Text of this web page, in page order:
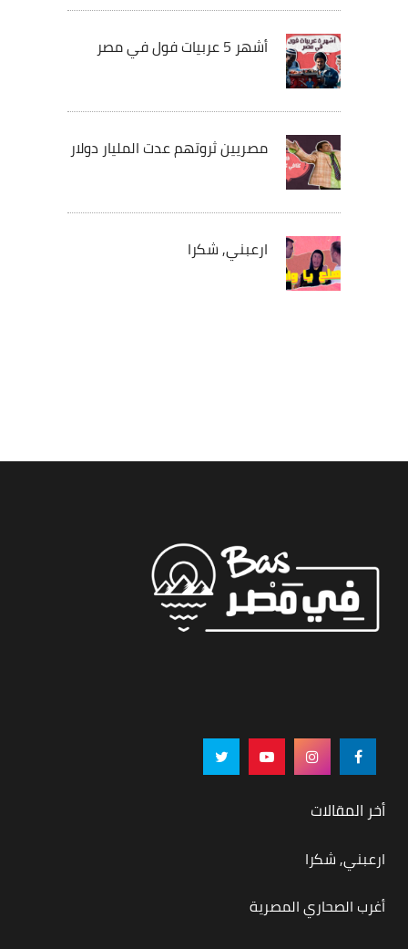
أشهر 5 عربيات فول في مصر
مصريين ثروتهم عدت المليار دولار
ارعبني, شكرا
أخر المقالات
ارعبني, شكرا
أغرب الصحاري المصرية